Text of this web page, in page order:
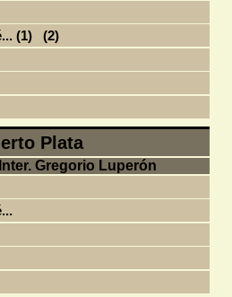
(1)
(2)
Plata
Gregorio Luperón